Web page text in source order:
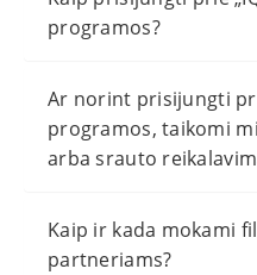
programos?
Ar norint prisijungti
programos, taikomi
arba srauto
Kaip ir kada mokami
partneriams?